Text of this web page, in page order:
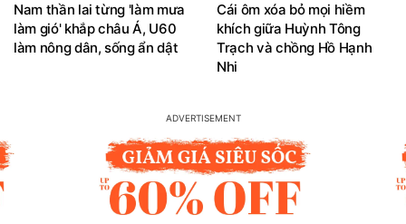
Nam thần lai từng 'làm mưa
làm gió' khắp châu Á, U60
làm nông dân, sống ẩn dật
Cái ôm xóa bỏ mọi hiềm
khích giữa Huỳnh Tông
Trạch và chồng Hồ Hạnh
Nhi